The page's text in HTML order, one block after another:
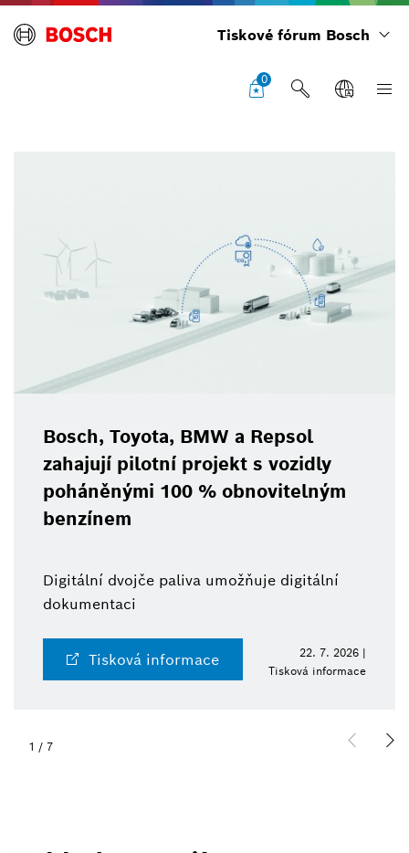
Tiskové fórum Bosch
0
Bosch, Toyota, BMW a Repsol
zahajují pilotní projekt s vozidly
poháněnými 100 % obnovitelným
benzínem
Digitální dvojče paliva umožňuje digitální
dokumentaci
Tisková informace
22. 7. 2026 |
Tisková informace
1 / 7